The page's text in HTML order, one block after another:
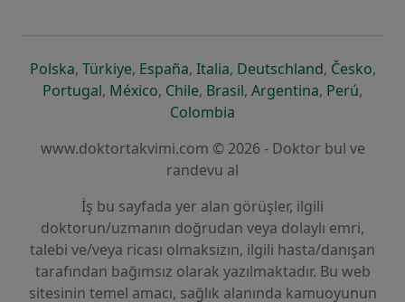
Polskayeni bir sekmede açılır
, Türkiyeyeni bir sekmede açılır
, Españayeni bir sekmede açılır
, Italiayeni bir sekmede açılır
, Deutschlandyeni bir
, Českoyeni
,
Portugalyeni bir sekmede açılır
, Méxicoyeni bir sekmede açılır
, Chileyeni bir sekmede açılır
, Brasilyeni bir sekmede açılır
, Argentinayeni bir
, Perúyeni
,
Colombia
www.doktortakvimi.com © 2026 - Doktor bul ve
randevu al
İş bu sayfada yer alan görüşler, ilgili
doktorun/uzmanın doğrudan veya dolaylı emri,
talebi ve/veya ricası olmaksızın, ilgili hasta/danışan
tarafından bağımsız olarak yazılmaktadır. Bu web
sitesinin temel amacı, sağlık alanında kamuoyunun